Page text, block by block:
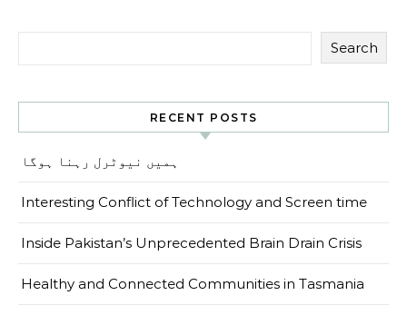
Search
RECENT POSTS
ہمیں نیوٹرل رہنا ہوگا
Interesting Conflict of Technology and Screen time
Inside Pakistan’s Unprecedented Brain Drain Crisis
Healthy and Connected Communities in Tasmania